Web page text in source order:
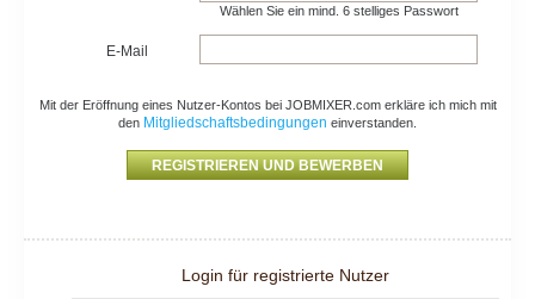
Wählen Sie ein mind. 6 stelliges Passwort
E-Mail
Mit der Eröffnung eines Nutzer-Kontos bei JOBMIXER.com erkläre ich mich mit
den Mitgliedschaftsbedingungen einverstanden.
Login für registrierte Nutzer